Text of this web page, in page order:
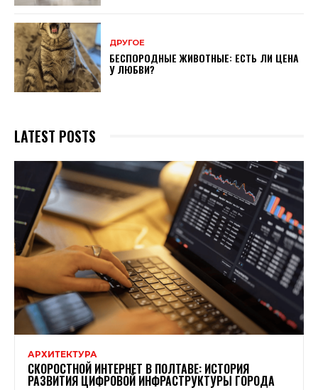
ДРУГОЕ
БЕСПОРОДНЫЕ ЖИВОТНЫЕ: ЕСТЬ ЛИ ЦЕНА
У ЛЮБВИ?
LATEST POSTS
АРХИТЕКТУРА
СКОРОСТНОЙ ИНТЕРНЕТ В ПОЛТАВЕ: ИСТОРИЯ
РАЗВИТИЯ ЦИФРОВОЙ ИНФРАСТРУКТУРЫ ГОРОДА